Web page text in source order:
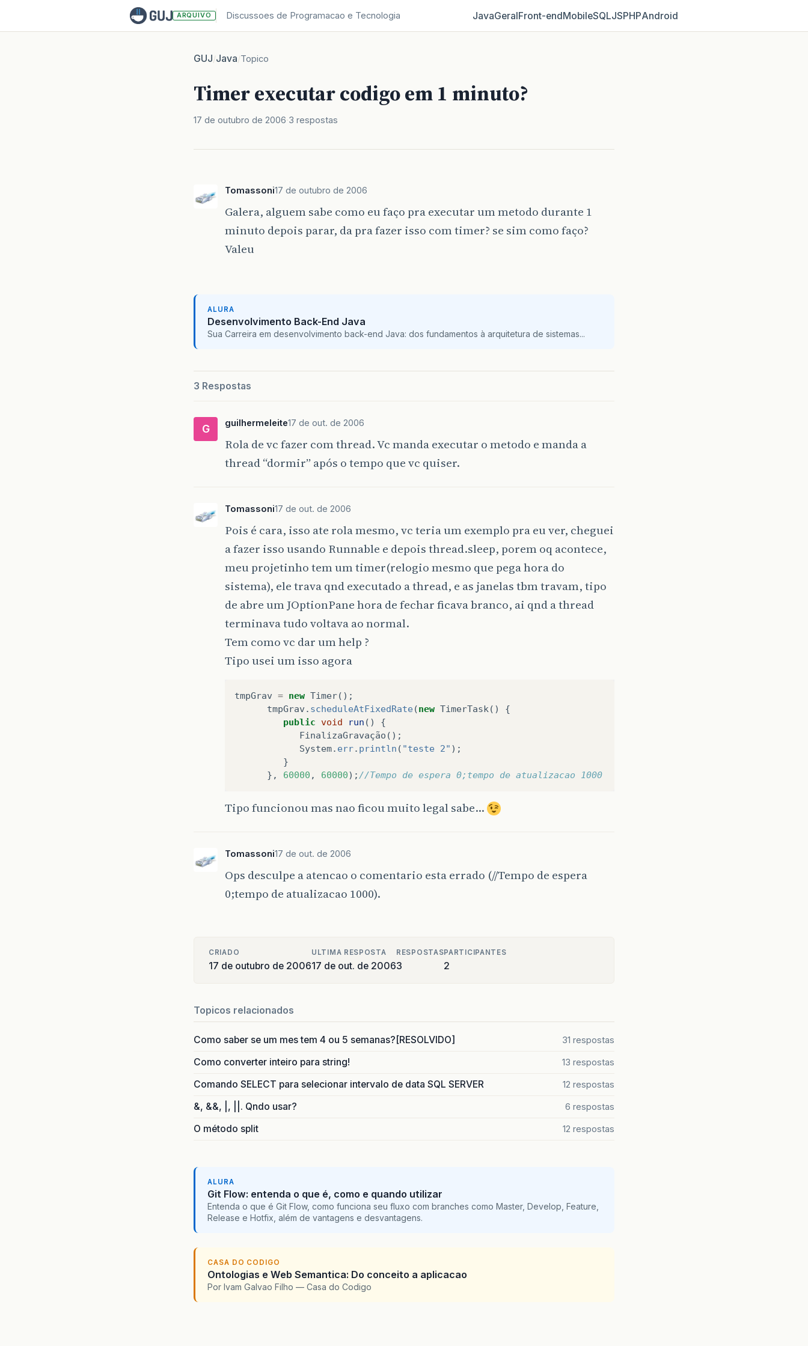
ARQUIVO Discussoes de Programacao e Tecnologia JavaGeralFront‑endMobileSQLJSPHPAndroid
GUJ/Java/Topico
Timer executar codigo em 1 minuto?
17 de outubro de 2006 3 respostas
Tomassoni17 de outubro de 2006
Galera, alguem sabe como eu faço pra executar um metodo durante 1
minuto depois parar, da pra fazer isso com timer? se sim como faço?
Valeu
ALURA
Desenvolvimento Back-End Java
Sua Carreira em desenvolvimento back-end Java: dos fundamentos à arquitetura de sistemas...
3 Respostas
G guilhermeleite17 de out. de 2006
Rola de vc fazer com thread. Vc manda executar o metodo e manda a
thread “dormir” após o tempo que vc quiser.
Tomassoni17 de out. de 2006
Pois é cara, isso ate rola mesmo, vc teria um exemplo pra eu ver, cheguei
a fazer isso usando Runnable e depois thread.sleep, porem oq acontece,
meu projetinho tem um timer(relogio mesmo que pega hora do
sistema), ele trava qnd executado a thread, e as janelas tbm travam, tipo
de abre um JOptionPane hora de fechar ficava branco, ai qnd a thread
terminava tudo voltava ao normal.
Tem como vc dar um help ?
Tipo usei um isso agora
tmpGrav = new Timer();
tmpGrav . scheduleAtFixedRate(new TimerTask ()
{
public void run ()
{
FinalizaGravação ();
System. err. println ( "teste 2" );
}
},
60000 , 60000); //Tempo de espera 0;tempo de atualizacao 1000
Tipo funcionou mas nao ficou muito legal sabe…
Tomassoni17 de out. de 2006
Ops desculpe a atencao o comentario esta errado (//Tempo de espera
0;tempo de atualizacao 1000).
CRIADO
17 de outubro de 2006
ULTIMA RESPOSTA
17 de out. de 2006
RESPOSTAS
3
PARTICIPANTES
2
Topicos relacionados
Como saber se um mes tem 4 ou 5 semanas?[RESOLVIDO] 31 respostas
Como converter inteiro para string! 13 respostas
Comando SELECT para selecionar intervalo de data SQL SERVER 12 respostas
&, &&, |, ||. Qndo usar? 6 respostas
O método split 12 respostas
ALURA
Git Flow: entenda o que é, como e quando utilizar
Entenda o que é Git Flow, como funciona seu fluxo com branches como Master, Develop, Feature,
Release e Hotfix, além de vantagens e desvantagens.
CASA DO CODIGO
Ontologias e Web Semantica: Do conceito a aplicacao
Por Ivam Galvao Filho — Casa do Codigo